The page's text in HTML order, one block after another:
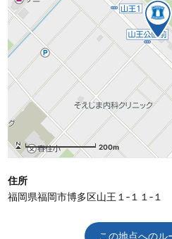
200m
住所
福岡県福岡市博多区山王１‐１１‐１
この地点へのル